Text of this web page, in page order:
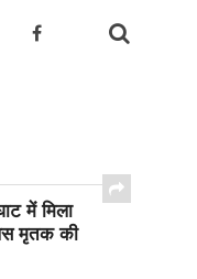
में मिला
मृतक की